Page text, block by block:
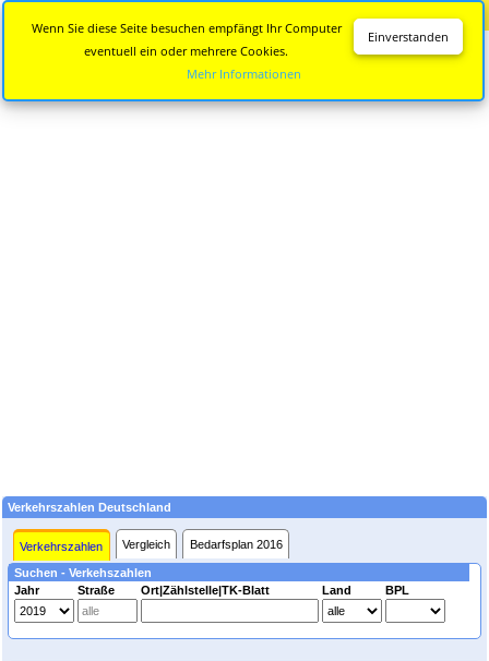
Verkehrszahlen Deutschland
Verkehrszahlen Vergleich Bedarfsplan 2016
Suchen - Verkehszahlen
Jahr
Straße Ort|Zählstelle|TK-Blatt Land BPL
Einverstanden
Wenn Sie diese Seite besuchen empfängt Ihr Computer
eventuell ein oder mehrere Cookies.
Mehr Informationen